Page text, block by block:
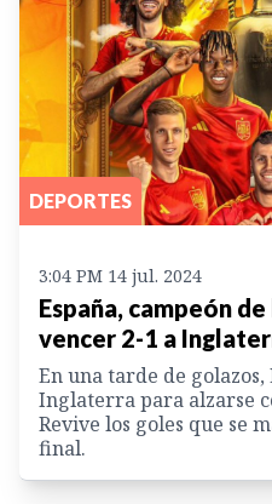
DEPORTES
3:04 PM 14 jul. 2024
España, campeón
vencer 2-1 a
En una tarde de golazos,
Inglaterra para alzarse
Revive los goles que se
final.